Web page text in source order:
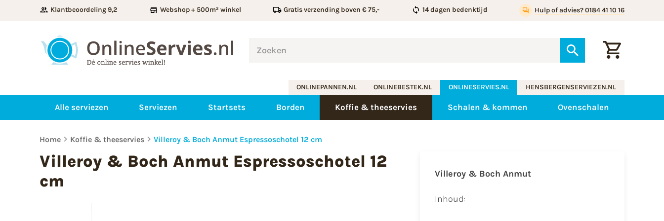
Klantbeoordeling 9,2 Webshop + 500m² winkel Gratis verzending boven € 75,- 14 dagen bedenktijd Hulp of advies? 0184 41 10 16
ONLINEPANNEN.NL ONLINEBESTEK.NL ONLINESERVIES.NL HENSBERGENSERVIEZEN.NL
Alle serviezen Serviezen Startsets Borden Koffie & theeservies Schalen & kommen Ovenschalen
Home Koffie & theeservies Villeroy & Boch Anmut Espressoschotel 12 cm
Villeroy & Boch Anmut Espressoschotel 12
cm
Villeroy & Boch Anmut
Inhoud: